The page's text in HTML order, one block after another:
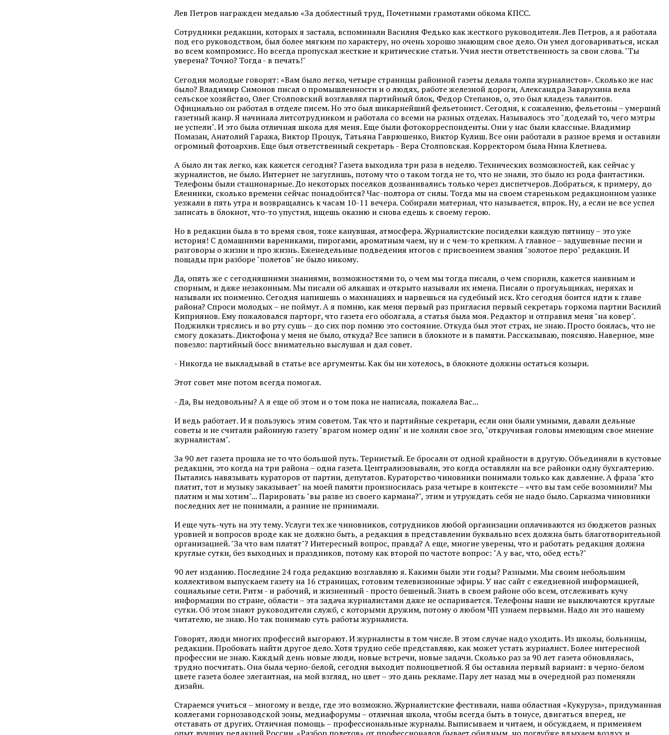
Лев Петров награжден медалью «За доблестный труд, Почетными грамотами обкома КПСС.
Сотрудники редакции, которых я застала, вспоминали Василия Федько как жесткого руководителя. Лев Петров, а я работала
под его руководством, был более мягким по характеру, но очень хорошо знающим свое дело. Он умел договариваться, искал
во всем компромисс. Но всегда пропускал жесткие и критические статьи. Учил нести ответственность за свои слова. "Ты
уверена? Точно? Тогда - в печать!"
Сегодня молодые говорят: «Вам было легко, четыре страницы районной газеты делала толпа журналистов». Сколько же нас
было? Владимир Симонов писал о промышленности и о людях, работе железной дороги, Александра Заварухина вела
сельское хозяйство, Олег Столповский возглавлял партийный блок, Федор Степанов, о, это был кладезь талантов.
Официально он работал в отделе писем. Но это был шикарнейший фельетонист. Сегодня, к сожалению, фельетоны – умерший
газетный жанр. Я начинала литсотрудником и работала со всеми на разных отделах. Называлось это "доделай то, чего мэтры
не успели". И это была отличная школа для меня. Еще были фотокорреспонденты. Они у нас были классные. Владимир
Помазан, Анатолий Гаража, Виктор Процук, Татьяна Гаврюшенко, Виктор Кулиш. Все они работали в разное время и оставили
огромный фотоархив. Еще был ответственный секретарь - Вера Столповская. Корректором была Нина Клетнева.
А было ли так легко, как кажется сегодня? Газета выходила три раза в неделю. Технических возможностей, как сейчас у
журналистов, не было. Интернет не загуглишь, потому что о таком тогда не то, что не знали, это было из рода фантастики.
Телефоны были стационарные. До некоторых поселков дозванивались только через диспетчеров. Добраться, к примеру, до
Еленинки, сколько времени сейчас понадобится? Час-полтора от силы. Тогда мы на своем стареньком редакционном уазике
уезжали в пять утра и возвращались к часам 10-11 вечера. Собирали материал, что называется, впрок. Ну, а если не все успел
записать в блокнот, что-то упустил, ищешь оказию и снова едешь к своему герою.
Но в редакции была в то время своя, тоже канувшая, атмосфера. Журналистские посиделки каждую пятницу – это уже
история! С домашними варениками, пирогами, ароматным чаем, ну и с чем-то крепким. А главное – задушевные песни и
разговоры о жизни и про жизнь. Еженедельные подведения итогов с присвоением звания "золотое перо" редакции. И
пощады при разборе "полетов" не было никому.
Да, опять же с сегодняшними знаниями, возможностями то, о чем мы тогда писали, о чем спорили, кажется наивным и
спорным, и даже незаконным. Мы писали об алкашах и открыто называли их имена. Писали о прогульщиках, неряхах и
называли их поименно. Сегодня напишешь о махинациях и нарвешься на судебный иск. Кто сегодня боится идти к главе
района? Спроси молодых – не поймут. А я помню, как меня первый раз пригласил первый секретарь горкома партии Василий
Киприянов. Ему пожаловался парторг, что газета его оболгала, а статья была моя. Редактор и отправил меня "на ковер".
Поджилки тряслись и во рту сушь – до сих пор помню это состояние. Откуда был этот страх, не знаю. Просто боялась, что не
смогу доказать. Диктофона у меня не было, откуда? Все записи в блокноте и в памяти. Рассказываю, поясняю. Наверное, мне
повезло: партийный босс внимательно выслушал и дал совет.
- Никогда не выкладывай в статье все аргументы. Как бы ни хотелось, в блокноте должны остаться козыри.
Этот совет мне потом всегда помогал.
- Да, Вы недовольны? А я еще об этом и о том пока не написала, пожалела Вас...
И ведь работает. И я пользуюсь этим советом. Так что и партийные секретари, если они были умными, давали дельные
советы и не считали районную газету "врагом номер один" и не холили свое эго, "откручивая головы имеющим свое мнение
журналистам".
За 90 лет газета прошла не то что большой путь. Тернистый. Ее бросали от одной крайности в другую. Объединяли в кустовые
редакции, это когда на три района – одна газета. Централизовывали, это когда оставляли на все районки одну бухгалтерию.
Пытались навязывать кураторов от партии, депутатов. Кураторство чиновники понимали только как давление. А фраза "кто
платит, тот и музыку заказывает" на моей памяти произносилась раза четыре в контексте – «что вы там себе возомнили? Мы
платим и мы хотим"... Парировать "вы разве из своего кармана?", этим и утруждать себя не надо было. Сарказма чиновники
последних лет не понимали, а ранние не принимали.
И еще чуть-чуть на эту тему. Услуги тех же чиновников, сотрудников любой организации оплачиваются из бюджетов разных
уровней и вопросов вроде как не должно быть, а редакция в представлении буквально всех должна быть благотворительной
организацией. "За что вам платят"? Интересный вопрос, правда? А еще, многие уверены, что и работать редакция должна
круглые сутки, без выходных и праздников, потому как второй по частоте вопрос: "А у вас, что, обед есть?"
90 лет изданию. Последние 24 года редакцию возглавляю я. Какими были эти годы? Разными. Мы своим небольшим
коллективом выпускаем газету на 16 страницах, готовим телевизионные эфиры. У нас сайт с ежедневной информацией,
социальные сети. Ритм - и рабочий, и жизненный - просто бешеный. Знать в своем районе обо всем, отслеживать кучу
информации по стране, области – эта задача журналистами даже не оспаривается. Телефоны наши не выключаются круглые
сутки. Об этом знают руководители служб, с которыми дружим, потому о любом ЧП узнаем первыми. Надо ли это нашему
читателю, не знаю. Но так понимаю суть работы журналиста.
Говорят, люди многих профессий выгорают. И журналисты в том числе. В этом случае надо уходить. Из школы, больницы,
редакции. Пробовать найти другое дело. Хотя трудно себе представляю, как может устать журналист. Более интересной
профессии не знаю. Каждый день новые люди, новые встречи, новые задачи. Сколько раз за 90 лет газета обновлялась,
трудно посчитать. Она была черно-белой, сегодня выходит полноцветной. Я бы оставила первый вариант: в черно-белом
цвете газета более элегантная, на мой взгляд, но цвет – это дань рекламе. Пару лет назад мы в очередной раз поменяли
дизайн.
Стараемся учиться – многому и везде, где это возможно. Журналистские фестивали, наша областная «Кукуруза», придуманная
коллегами горнозаводской зоны, медиафорумы – отличная школа, чтобы всегда быть в тонусе, двигаться вперед, не
отставать от других. Отличная помощь – профессиональные журналы. Выписываем и читаем, и обсуждаем, и применяем